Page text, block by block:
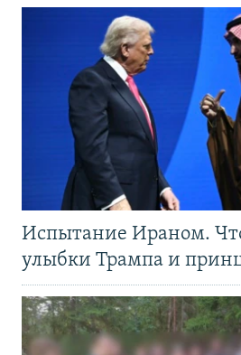
Испытание Ираном.
улыбки Трампа и